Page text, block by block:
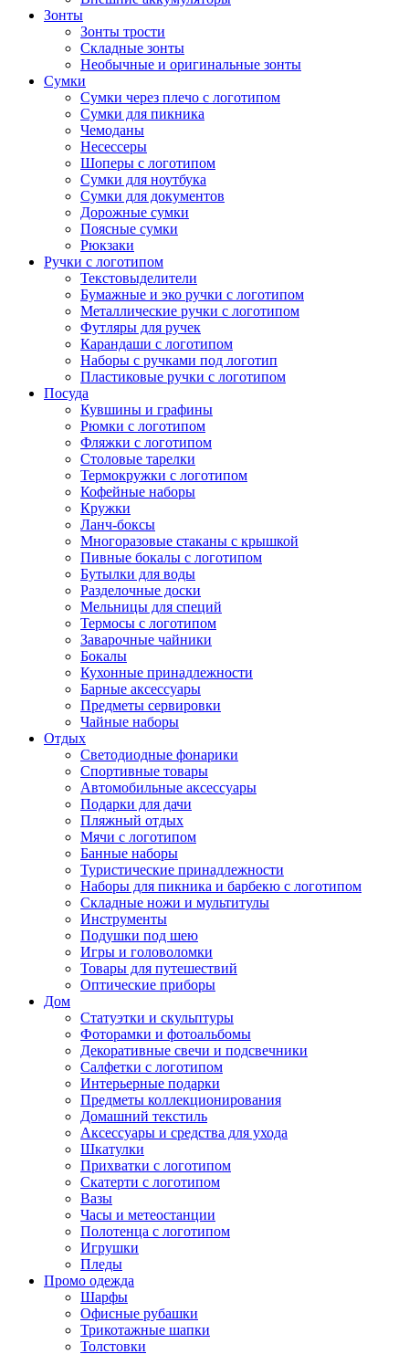
Зонты
Зонты трости
Складные зонты
Необычные и оригинальные зонты
Сумки
Сумки через плечо с логотипом
Сумки для пикника
Чемоданы
Несессеры
Шоперы с логотипом
Сумки для ноутбука
Сумки для документов
Дорожные сумки
Поясные сумки
Рюкзаки
Ручки с логотипом
Текстовыделители
Бумажные и эко ручки с логотипом
Металлические ручки с логотипом
Футляры для ручек
Карандаши с логотипом
Наборы с ручками под логотип
Пластиковые ручки с логотипом
Посуда
Кувшины и графины
Рюмки с логотипом
Фляжки с логотипом
Столовые тарелки
Термокружки с логотипом
Кофейные наборы
Кружки
Ланч-боксы
Многоразовые стаканы с крышкой
Пивные бокалы с логотипом
Бутылки для воды
Разделочные доски
Мельницы для специй
Термосы с логотипом
Заварочные чайники
Бокалы
Кухонные принадлежности
Барные аксессуары
Предметы сервировки
Чайные наборы
Отдых
Светодиодные фонарики
Спортивные товары
Автомобильные аксессуары
Подарки для дачи
Пляжный отдых
Мячи с логотипом
Банные наборы
Туристические принадлежности
Наборы для пикника и барбекю с логотипом
Складные ножи и мультитулы
Инструменты
Подушки под шею
Игры и головоломки
Товары для путешествий
Оптические приборы
Дом
Статуэтки и скульптуры
Фоторамки и фотоальбомы
Декоративные свечи и подсвечники
Салфетки с логотипом
Интерьерные подарки
Предметы коллекционирования
Домашний текстиль
Аксессуары и средства для ухода
Шкатулки
Прихватки с логотипом
Скатерти с логотипом
Вазы
Часы и метеостанции
Полотенца с логотипом
Игрушки
Пледы
Промо одежда
Шарфы
Офисные рубашки
Трикотажные шапки
Толстовки